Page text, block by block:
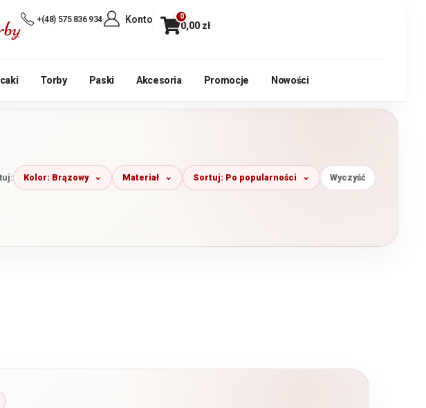
+(48) 575 836 934 Konto 0
0,00 zł
Torby Paski Akcesoria Promocje Nowości
Kolor: Brązowy Materiał Sortuj: Po popularności Wyczyść